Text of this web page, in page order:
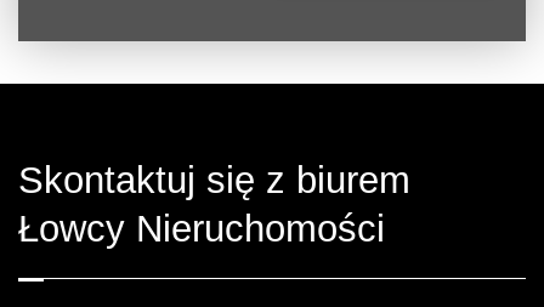
Skontaktuj się z biurem
Łowcy Nieruchomości